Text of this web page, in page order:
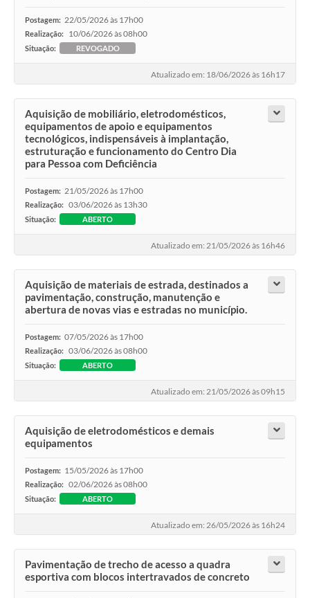
Postagem: 22/05/2026 às 17h00
Realização: 10/06/2026 às 08h00
Situação: REVOGADO
Atualizado em: 18/06/2026 às 16h17
Aquisição de mobiliário, eletrodomésticos,
equipamentos de apoio e equipamentos
tecnológicos, indispensáveis à implantação,
estruturação e funcionamento do Centro Dia
para Pessoa com Deficiência
Postagem: 21/05/2026 às 17h00
Realização: 03/06/2026 às 13h30
Situação: ABERTO
Atualizado em: 21/05/2026 às 16h46
Aquisição de materiais de estrada, destinados a
pavimentação, construção, manutenção e
abertura de novas vias e estradas no município.
Postagem: 07/05/2026 às 17h00
Realização: 03/06/2026 às 08h00
Situação: ABERTO
Atualizado em: 21/05/2026 às 09h15
Aquisição de eletrodomésticos e demais
equipamentos
Postagem: 15/05/2026 às 17h00
Realização: 02/06/2026 às 08h00
Situação: ABERTO
Atualizado em: 26/05/2026 às 16h24
Pavimentação de trecho de acesso a quadra
esportiva com blocos intertravados de concreto